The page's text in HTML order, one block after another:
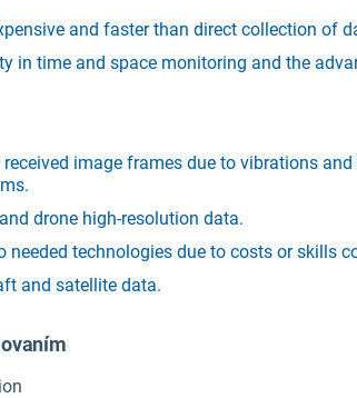
and faster than direct collection of
in time and space monitoring and the
image frames due to vibrations
drone high-resolution data.
needed technologies due to costs or skills
and satellite data.